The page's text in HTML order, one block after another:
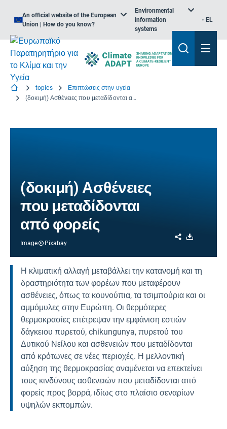
An official website of the European
Union | How do you know?
Environmental
information
systems
EL
topics
Επιπτώσεις στην υγεία
(δοκιμή) Ασθένειες που μεταδίδονται από φορείς
(δοκιμή) Ασθένειες
που μεταδίδονται
από φορείς
Image Pixabay
Share
Η κλιματική αλλαγή μεταβάλλει την κατανομή και τη
δραστηριότητα των φορέων που μεταφέρουν
ασθένειες, όπως τα κουνούπια, τα τσιμπούρια και οι
αμμόμυλες στην Ευρώπη. Οι θερμότερες
θερμοκρασίες επέτρεψαν την εμφάνιση εστιών
δάγκειου πυρετού, chikungunya, πυρετού του
Δυτικού Νείλου και ασθενειών που μεταδίδονται
από κρότωνες σε νέες περιοχές. Η μελλοντική
αύξηση της θερμοκρασίας αναμένεται να επεκτείνει
τους κινδύνους ασθενειών που μεταδίδονται από
φορείς προς βορρά, ιδίως στο πλαίσιο σεναρίων
υψηλών εκπομπών.